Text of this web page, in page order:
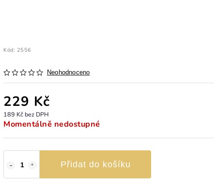
Kód: 2556
Neohodnoceno
229 Kč
189 Kč bez DPH
Momentálně nedostupné
Přidat do košíku